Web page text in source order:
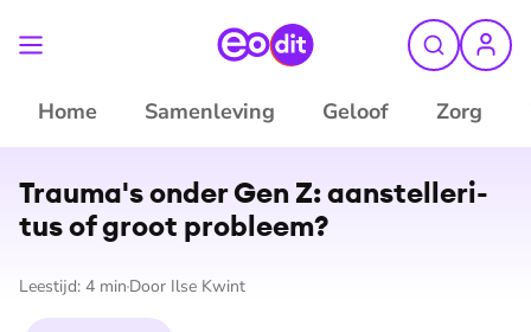
Home Samenleving Geloof Zorg
Trauma's onder Gen Z: aan­stel­le­ri­
tus of groot probleem?
Leestijd: 4 min Door Ilse Kwint